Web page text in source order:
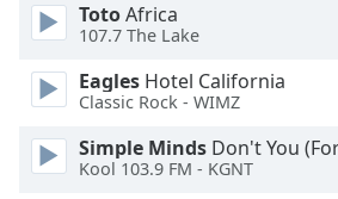
Opacity
Text
Background
Color
TotoAfrica
107.7 The Lake
Eagles Hotel California
Classic Rock - WIMZ
Simple Minds Don't You
Kool 103.9 FM - KGNT